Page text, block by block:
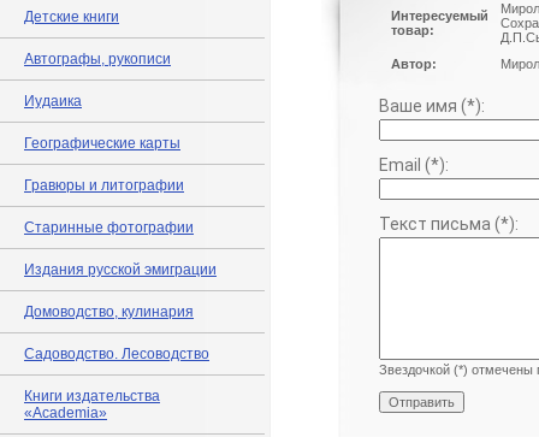
Детские книги
Автографы, рукописи
Иудаика
Географические карты
Гравюры и литографии
Старинные фотографии
Издания русской эмиграции
Домоводство, кулинария
Садоводство. Лесоводство
Книги издательства
«Academia»
Интересуемый
товар:
Автор:
Ваше имя (*):
Email (*):
Текст письма (*):
Звездочкой (*) отмечены